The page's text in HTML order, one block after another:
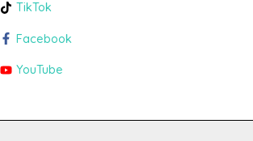
TikTok
Facebook
YouTube